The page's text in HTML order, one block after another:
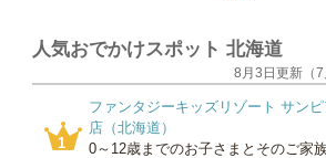
人気おでかけスポット 北海道
8月3日更新（7
1
ファンタジーキッズリゾート サン
店（北海道）
0～12歳までのお子さまとそのご家